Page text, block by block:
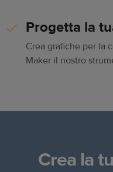
Progetta la
Crea grafiche per la
Maker il nostro
Crea la